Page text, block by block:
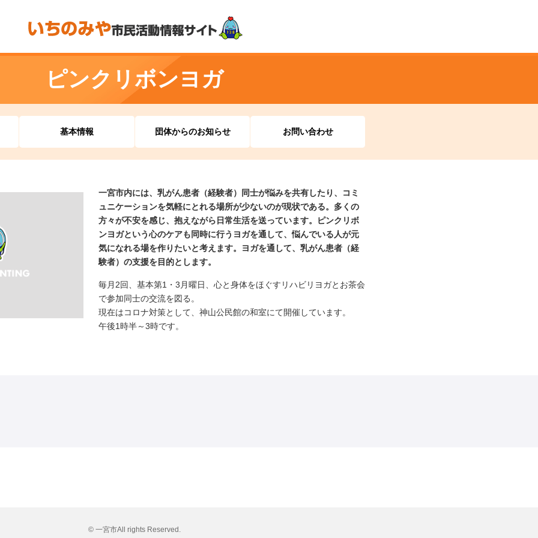
ピンクリボンヨガ
基本情報 団体からのお知らせ お問い合わせ
一宮市内には、乳がん患者（経験者）同士が悩みを共有したり、コミ
ュニケーションを気軽にとれる場所が少ないのが現状である。多くの
方々が不安を感じ、抱えながら日常生活を送っています。ピンクリボ
ンヨガという心のケアも同時に行うヨガを通して、悩んでいる人が元
気になれる場を作りたいと考えます。ヨガを通して、乳がん患者（経
験者）の支援を目的とします。
毎月2回、基本第1・3月曜日、心と身体をほぐすリハビリヨガとお茶会
で参加同士の交流を図る。
現在はコロナ対策として、神山公民館の和室にて開催しています。
午後1時半～3時です。
© 一宮市All rights Reserved.